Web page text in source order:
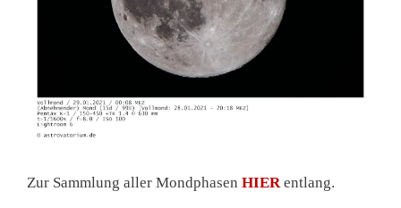
Zur Sammlung aller Mondphasen HIERentlang.